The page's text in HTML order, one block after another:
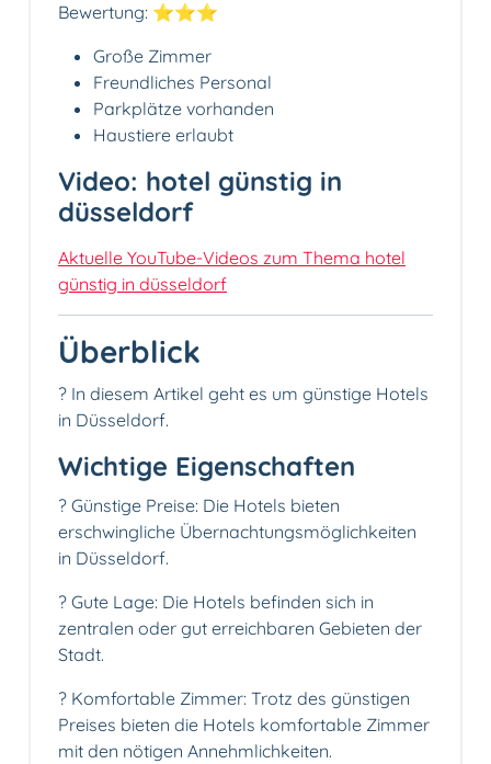
Bewertung: ⭐⭐⭐
Große Zimmer
Freundliches Personal
Parkplätze vorhanden
Haustiere erlaubt
Video: hotel günstig in
düsseldorf
Aktuelle YouTube-Videos zum Thema hotel
günstig in düsseldorf
Überblick
? In diesem Artikel geht es um günstige Hotels
in Düsseldorf.
Wichtige Eigenschaften
? Günstige Preise: Die Hotels bieten
erschwingliche Übernachtungsmöglichkeiten
in Düsseldorf.
? Gute Lage: Die Hotels befinden sich in
zentralen oder gut erreichbaren Gebieten der
Stadt.
?️ Komfortable Zimmer: Trotz des günstigen
Preises bieten die Hotels komfortable Zimmer
mit den nötigen Annehmlichkeiten.